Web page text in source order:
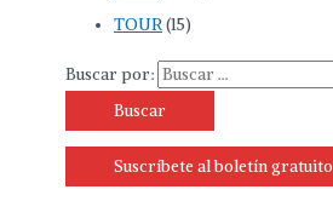
TOUR(15)
Buscar por:
Suscríbete al boletín gratuito